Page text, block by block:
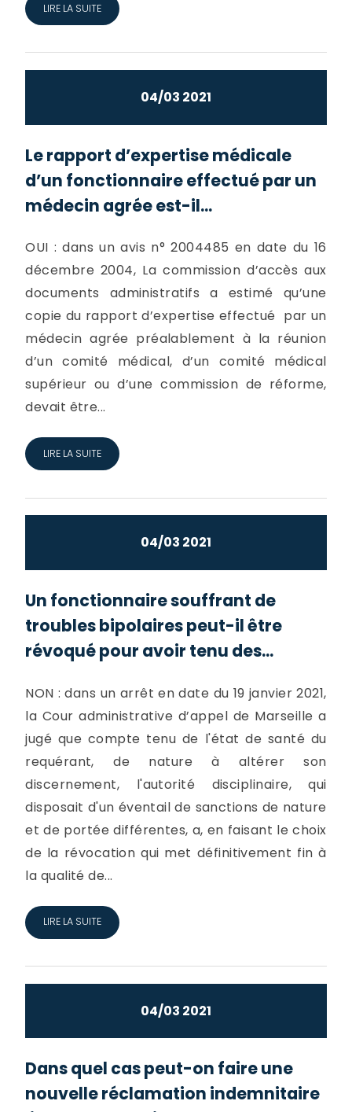
LIRE LA SUITE
04/03 2021
Le rapport d’expertise médicale
d’un fonctionnaire effectué par un
médecin agrée est-il...
OUI : dans un avis n° 2004485 en date du 16
décembre 2004, La commission d’accès aux
documents administratifs a estimé qu’une
copie du rapport d’expertise effectué par un
médecin agrée préalablement à la réunion
d’un comité médical, d’un comité médical
supérieur ou d’une commission de réforme,
devait être...
LIRE LA SUITE
04/03 2021
Un fonctionnaire souffrant de
troubles bipolaires peut-il être
révoqué pour avoir tenu des...
NON : dans un arrêt en date du 19 janvier 2021,
la Cour administrative d’appel de Marseille a
jugé que compte tenu de l'état de santé du
requérant, de nature à altérer son
discernement, l'autorité disciplinaire, qui
disposait d'un éventail de sanctions de nature
et de portée différentes, a, en faisant le choix
de la révocation qui met définitivement fin à
la qualité de...
LIRE LA SUITE
04/03 2021
Dans quel cas peut-on faire une
nouvelle réclamation indemnitaire